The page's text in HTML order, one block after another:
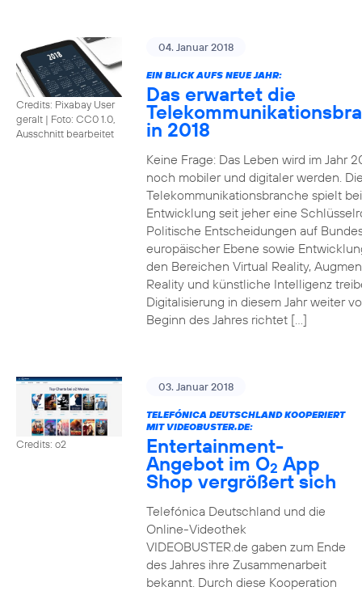
Credits: Pixabay User
geralt | Foto: CC0 1.0,
Ausschnitt bearbeitet
04. Januar 2018
EIN BLICK AUFS NEUE JAHR:
Das erwartet die
in 2018
Keine Frage: Das Leben wird im Jahr
noch mobiler und digitaler werden.
Telekommunikationsbranche spielt
Entwicklung seit jeher eine
Politische Entscheidungen auf
europäischer Ebene sowie
den Bereichen Virtual Reality,
Reality und künstliche Intelligenz
Digitalisierung in diesem Jahr weiter
Beginn des Jahres richtet […]
Credits: o2
03. Januar 2018
TELEFÓNICA DEUTSCHLAND KOOPERIERT
MIT VIDEOBUSTER.DE:
Entertainment-
Angebot im O2 App
Shop vergrößert sich
Telefónica Deutschland und die
Online-Videothek
VIDEOBUSTER.de gaben zum Ende
des Jahres ihre Zusammenarbeit
bekannt. Durch diese Kooperation